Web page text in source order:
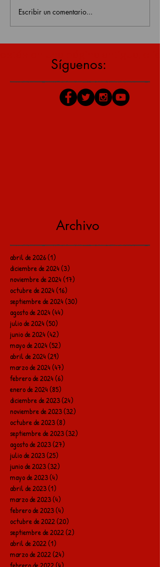
Escribir un comentario...
Síguenos:
Archivo
abril de 2026(1)
diciembre de 2024(3)
noviembre de 2024(17)
octubre de 2024(16)
septiembre de 2024(30)
agosto de 2024(44)
julio de 2024(50)
junio de 2024(42)
mayo de 2024(52)
abril de 2024(29)
marzo de 2024(47)
febrero de 2024(6)
enero de 2024(85)
diciembre de 2023(24)
noviembre de 2023(32)
octubre de 2023(8)
septiembre de 2023(32)
agosto de 2023(27)
julio de 2023(25)
junio de 2023(32)
mayo de 2023(4)
abril de 2023(1)
marzo de 2023(4)
febrero de 2023(4)
octubre de 2022(20)
septiembre de 2022(2)
abril de 2022(1)
marzo de 2022(24)